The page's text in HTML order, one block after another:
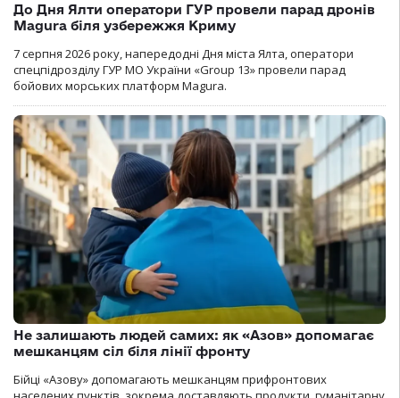
До Дня Ялти оператори ГУР провели парад дронів
Magura біля узбережжя Криму
7 серпня 2026 року, напередодні Дня міста Ялта, оператори
спецпідрозділу ГУР МО України «Group 13» провели парад
бойових морських платформ Magura.
Не залишають людей самих: як «Азов» допомагає
мешканцям сіл біля лінії фронту
Бійці «Азову» допомагають мешканцям прифронтових